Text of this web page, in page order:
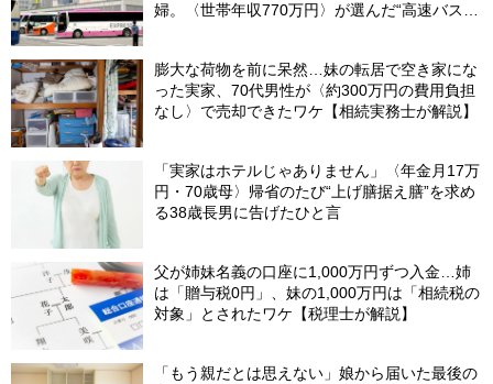
婦。〈世帯年収770万円〉が選んだ“高速バス帰
膨大な荷物を前に呆然…妹の転居で空き家にな
った実家、70代男性が〈約300万円の費用負担
なし〉で売却できたワケ【相続実務士が解説】
「実家はホテルじゃありません」〈年金月17万
円・70歳母〉帰省のたび“上げ膳据え膳”を求め
る38歳長男に告げたひと言
父が姉妹名義の口座に1,000万円ずつ入金…姉
は「贈与税0円」、妹の1,000万円は「相続税の
対象」とされたワケ【税理士が解説】
「もう親だとは思えない」娘から届いた最後の